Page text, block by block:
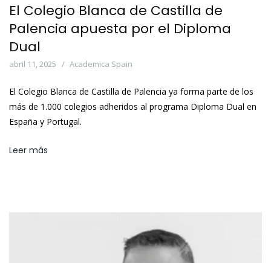
El Colegio Blanca de Castilla de
Palencia apuesta por el Diploma
Dual
abril 11, 2025 Academica Spain
El Colegio Blanca de Castilla de Palencia ya forma parte de los
más de 1.000 colegios adheridos al programa Diploma Dual en
España y Portugal.
Leer más